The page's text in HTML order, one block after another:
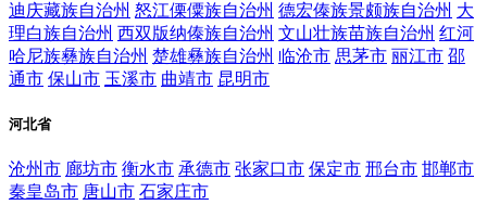
迪庆藏族自治州 怒江傈僳族自治州 德宏傣族景颇族自治州 大
理白族自治州 西双版纳傣族自治州 文山壮族苗族自治州 红河
哈尼族彝族自治州 楚雄彝族自治州 临沧市 思茅市 丽江市 邵
通市 保山市 玉溪市 曲靖市 昆明市
河北省
沧州市 廊坊市 衡水市 承德市 张家口市 保定市 邢台市 邯郸市
秦皇岛市 唐山市 石家庄市